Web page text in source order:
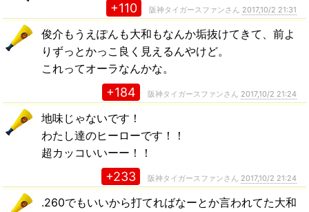
+110 阪神タイガースファンさん 2017,10/2 21:31
俊介もうえぽんも大和もなんか垢抜けてきて、前よ
りずっとかっこ良く見えるんやけど。
これってオーラなんかな。
+184 阪神タイガースファンさん 2017,10/2 21:24
地味じゃないです！
わたし達のヒーローです！！
超カッコいいーー！！
+233 阪神タイガースファンさん 2017,10/2 21:24
.260でもいいから打てればなーとか言われてた大和